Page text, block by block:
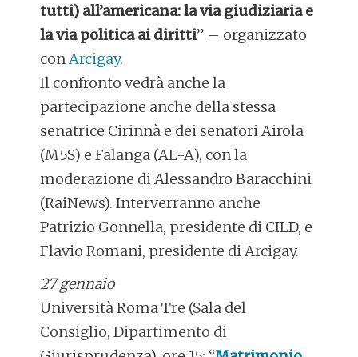
tutti) all’americana: la via giudiziaria e
la via politica ai diritti” – organizzato
con Arcigay.
Il confronto vedrà anche la
partecipazione anche della stessa
senatrice Cirinnà e dei senatori Airola
(M5S) e Falanga (AL-A), con la
moderazione di Alessandro Baracchini
(RaiNews). Interverranno anche
Patrizio Gonnella, presidente di CILD, e
Flavio Romani, presidente di Arcigay.
27 gennaio
Università Roma Tre (Sala del
Consiglio, Dipartimento di